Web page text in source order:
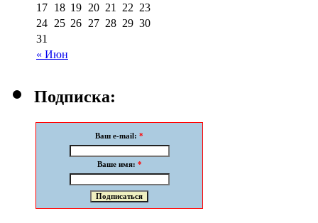
« Июн
17 18 19 20 21 22 23
24 25 26 27 28 29 30
31
Подписка:
Ваш e-mail: *
Ваше имя: *